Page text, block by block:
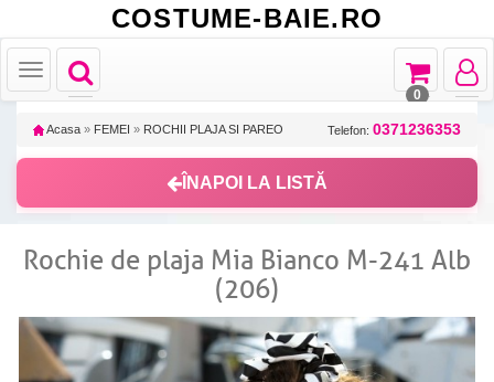
COSTUME-BAIE.RO
Toggle
navigation
Toggle
navigation
Toggle
Toggle
navigation
0
Acasa » FEMEI » ROCHII PLAJA SI PAREO Telefon: 0371236353
ÎNAPOI LA LISTĂ
Rochie de plaja Mia Bianco M-241 Alb
(206)